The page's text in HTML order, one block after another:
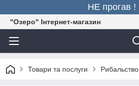
НЕ прогав !
"Озеро" Інтернет-магазин
Товари та послуги Рибальство